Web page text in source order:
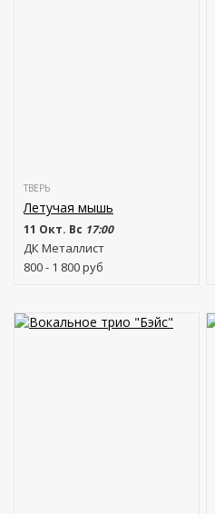
ТВЕРЬ
Летучая мышь
11 Окт. Вс 17:00
ДК Металлист
800 - 1 800руб